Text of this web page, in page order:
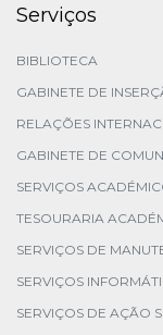
Serviços
BIBLIOTECA
GABINETE DE
RELAÇÕES
GABINETE DE
SERVIÇOS
TESOURARIA
SERVIÇOS DE
SERVIÇOS
SERVIÇOS DE AÇÃO